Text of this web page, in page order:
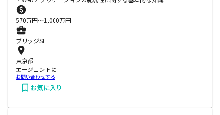
570万円〜1,000万円
ブリッジSE
東京都
エージェントに
お問い合わせする
お気に入り